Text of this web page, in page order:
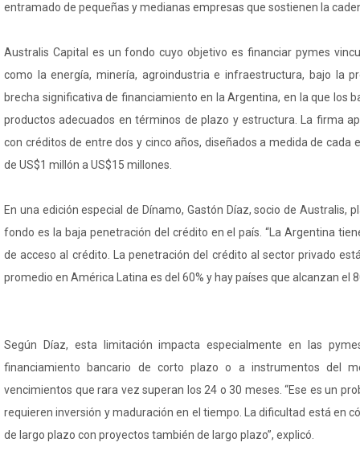
entramado de pequeñas y medianas empresas que sostienen la
Australis Capital es un fondo cuyo objetivo es financiar pymes
como la energía, minería, agroindustria e infraestructura, bajo la
brecha significativa de financiamiento en la Argentina, en la que los
productos adecuados en términos de plazo y estructura. La firma
con créditos de entre dos y cinco años, diseñados a medida de cada
de US$1 millón a US$15 millones.
En una edición especial de Dínamo, Gastón Díaz, socio de Australis,
fondo es la baja penetración del crédito en el país. “La Argentina
de acceso al crédito. La penetración del crédito al sector privado
promedio en América Latina es del 60% y hay países que alcanzan el
Según Díaz, esta limitación impacta especialmente en las
financiamiento bancario de corto plazo o a instrumentos del
vencimientos que rara vez superan los 24 o 30 meses. “Ese es un
requieren inversión y maduración en el tiempo. La dificultad está en
de largo plazo con proyectos también de largo plazo”, explicó.